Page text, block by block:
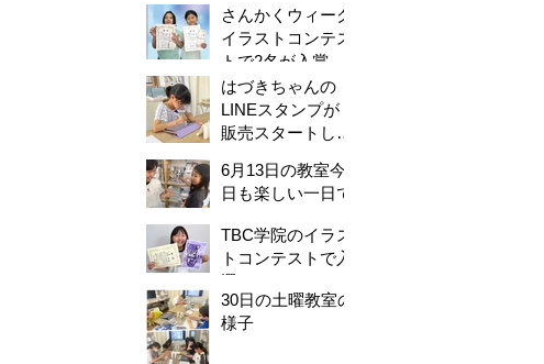
さんかくウィーク
イラストコンテス
トで2名が入賞し
ました！
はづきちゃんの
LINEスタンプが
販売スタートしま
6月13日の教室今
日も楽しい一日で
TBC学院のイラス
トコンテストで入
選！
30日の土曜教室の
様子